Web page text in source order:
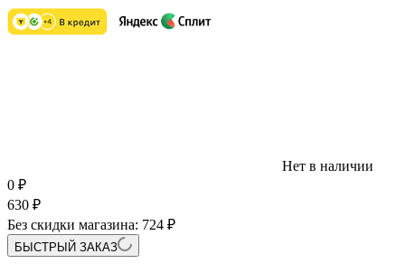
Нет в наличии
0 ₽
630 ₽
Без скидки магазина: 724 ₽
БЫСТРЫЙ ЗАКАЗ